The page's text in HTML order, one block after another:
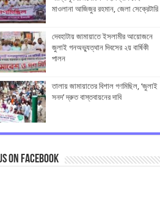
মাওলানা আজিজুর রহমান, জেলা সেক্রেটারি
দেবহাটায় জামায়াতে ইসলামীর আয়োজনে
জুলাই গনঅভ্যুত্থান দিবসের ২য় বার্ষিকী
পালন
তালায় জামায়াতের বিশাল গণমিছিল, ‘জুলাই
সনদ’ দ্রুত বাস্তবায়নের দাবি
on Facebook